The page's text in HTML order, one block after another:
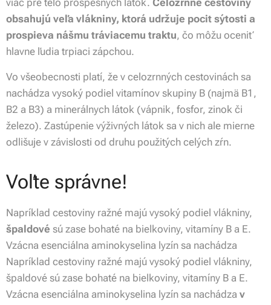
obsahujú veľa vlákniny, ktorá udržuje pocit sýtosti a
prospieva nášmu tráviacemu traktu, čo môžu oceniť
hlavne ľudia trpiaci zápchou.
Vo všeobecnosti platí, že v celozrnných cestovinách sa
nachádza vysoký podiel vitamínov skupiny B (najmä B1,
B2 a B3) a minerálnych látok (vápnik, fosfor, zinok či
železo). Zastúpenie výživných látok sa v nich ale mierne
odlišuje v závislosti od druhu použitých celých zŕn.
Voľte správne!
Napríklad cestoviny ražné majú vysoký podiel vlákniny,
špaldové sú zase bohaté na bielkoviny, vitamíny B a E.
Vzácna esenciálna aminokyselina lyzín sa nachádza
Napríklad cestoviny ražné majú vysoký podiel vlákniny,
špaldové sú zase bohaté na bielkoviny, vitamíny B a E.
Vzácna esenciálna aminokyselina lyzín sa nachádza v